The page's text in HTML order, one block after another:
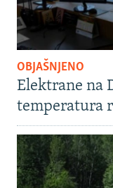
OBJAŠNJENO
Elektrane na
temperatura